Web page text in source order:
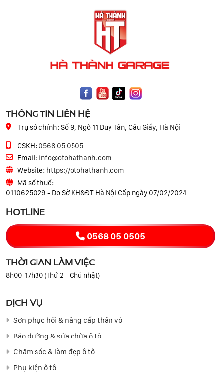
THÔNG TIN LIÊN HỆ
Trụ sở chính: Số 9, Ngõ 11 Duy Tân, Cầu Giấy, Hà Nội
CSKH: 0568 05 0505
Email: info@otohathanh.com
Website: https://otohathanh.com
Mã số thuế:
0110625029 - Do Sở KH&ĐT Hà Nội Cấp ngày 07/02/2024
HOTLINE
0568 05 0505
THỜI GIAN LÀM VIỆC
8h00-17h30 (Thứ 2 - Chủ nhật)
DỊCH VỤ
Sơn phục hồi & nâng cấp thân vỏ
Bảo dưỡng & sửa chữa ô tô
Chăm sóc & làm đẹp ô tô
Phụ kiện ô tô